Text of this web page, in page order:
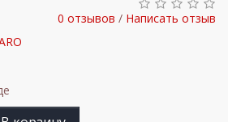
0 отзывов / Написать отзыв